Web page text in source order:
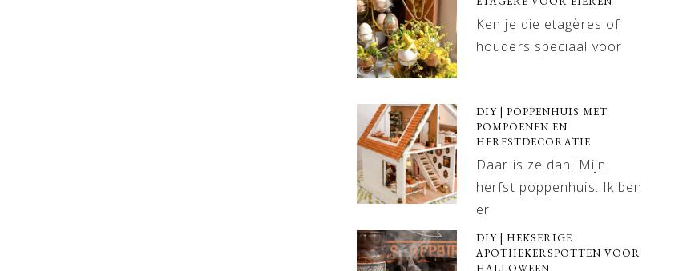
Ken je die etagères of
houders speciaal voor
DIY | POPPENHUIS MET
POMPOENEN EN
HERFSTDECORATIE
Daar is ze dan! Mijn
herfst poppenhuis. Ik ben
er
DIY | HEKSERIGE
APOTHEKERSPOTTEN VOOR
HALLOWEEN